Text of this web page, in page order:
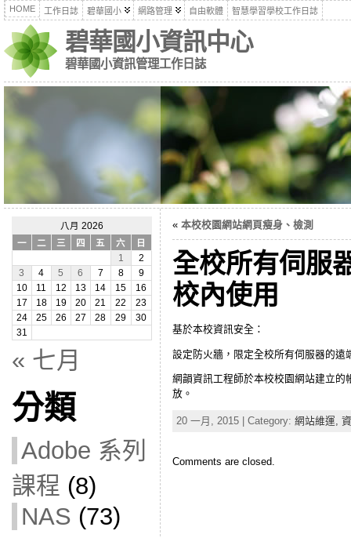
HOME 工作日誌 碧華國小 網路管理 自由軟體 智慧學習學校工作日誌
碧華國小資訊中心
碧華國小資訊管理工作日誌
八月 2026
一
二 三 四 五 六
日
1
2
3
4 5 6 7 8
9
10
11 12 13 14 15
16
17
18 19 20 21 22
23
24
25 26 27 28 29
30
31
« 七月
分類
Adobe 系列
課程 (8)
NAS (73)
« 本校校園網站網頁瘦身、檢測
全校所有伺服
校內使用
基於本校資訊安全：
設定防火牆，限定全校所有伺服器的
網韻資訊工程師於本校校園網站建立
放。
20 一月, 2015 | Category: 網站維運,
Comments are closed.